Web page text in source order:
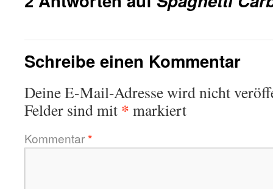
Schreibe einen Kommentar
Deine E-Mail-Adresse wird nicht
Felder sind mit * markiert
Kommentar*